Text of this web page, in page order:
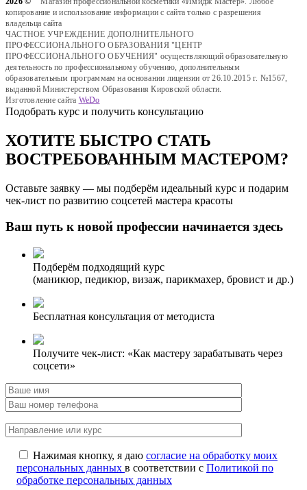
копирование и использование информации с сайта только с разрешения
владельца сайта
ЧАСТНОЕ УЧРЕЖДЕНИЕ ДОПОЛНИТЕЛЬНОГО
ПРОФЕССИОНАЛЬНОГО ОБРАЗОВАНИЯ "ЦЕНТР
ПРОФЕССИОНАЛЬНОГО ОБУЧЕНИЯ" осуществляющий образовательную
деятельность по профессиональному обучению, дополнительным
образовательным программам на основании лицензии от 26.10.2015 г. №1567,
выданной Министерством Образования Кировской области.
Изготовление сайта WeDo
Подобрать курс и получить консультацию
ХОТИТЕ БЫСТРО СТАТЬ
ВОСТРЕБОВАННЫМ МАСТЕРОМ?
Оставьте заявку — мы подберём идеальный курс и подарим
чек-лист по развитию соцсетей мастера красоты
Ваш путь к новой профессии начинается здесь
Подберём подходящий курс
(маникюр, педикюр, визаж, парикмахер, бровист и др.)
Бесплатная консультация от методиста
Получите чек-лист: «Как мастеру зарабатывать через
соцсети»
Нажимая кнопку, я даю согласие на обработку моих
персональных данных в соответствии с Политикой по
обработке персональных данных